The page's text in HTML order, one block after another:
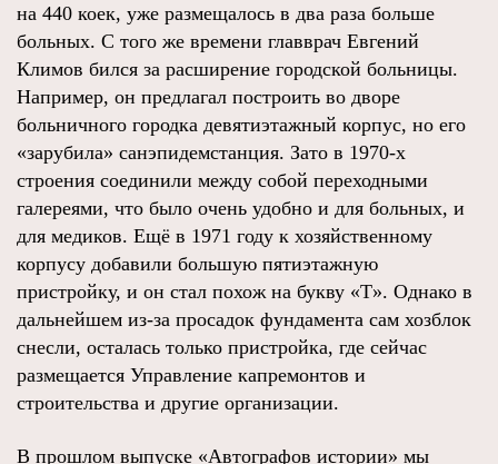
на 440 коек, уже размещалось в два раза больше
больных. С того же времени главврач Евгений
Климов бился за расширение городской больницы.
Например, он предлагал построить во дворе
больничного городка девятиэтажный корпус, но его
«зарубила» санэпидемстанция. Зато в 1970-х
строения соединили между собой переходными
галереями, что было очень удобно и для больных, и
для медиков. Ещё в 1971 году к хозяйственному
корпусу добавили большую пятиэтажную
пристройку, и он стал похож на букву «Т». Однако в
дальнейшем из-за просадок фундамента сам хозблок
снесли, осталась только пристройка, где сейчас
размещается Управление капремонтов и
строительства и другие организации.
В прошлом выпуске «Автографов истории» мы